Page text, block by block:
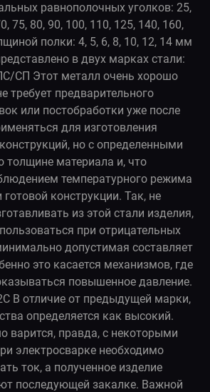
равнополочных уголков: 25,
75, 80, 90, 100, 110, 125, 140, 160,
полки: 4, 5, 6, 8, 10, 12, 14 мм
в двух марках стали:
СП Этот металл очень хорошо
требует предварительного
или постобработки уже после
для изготовления
но с определенными
толщине материала и, что
температурного режима
конструкции. Так, не
из этой стали изделия,
при отрицательных
допустимая составляет
это касается механизмов, где
повышенное давление.
В отличие от предыдущей марки,
определяется как высокий.
варится, правда, с некоторыми
электросварке необходимо
ток, а полученное изделие
последующей закалке. Важной